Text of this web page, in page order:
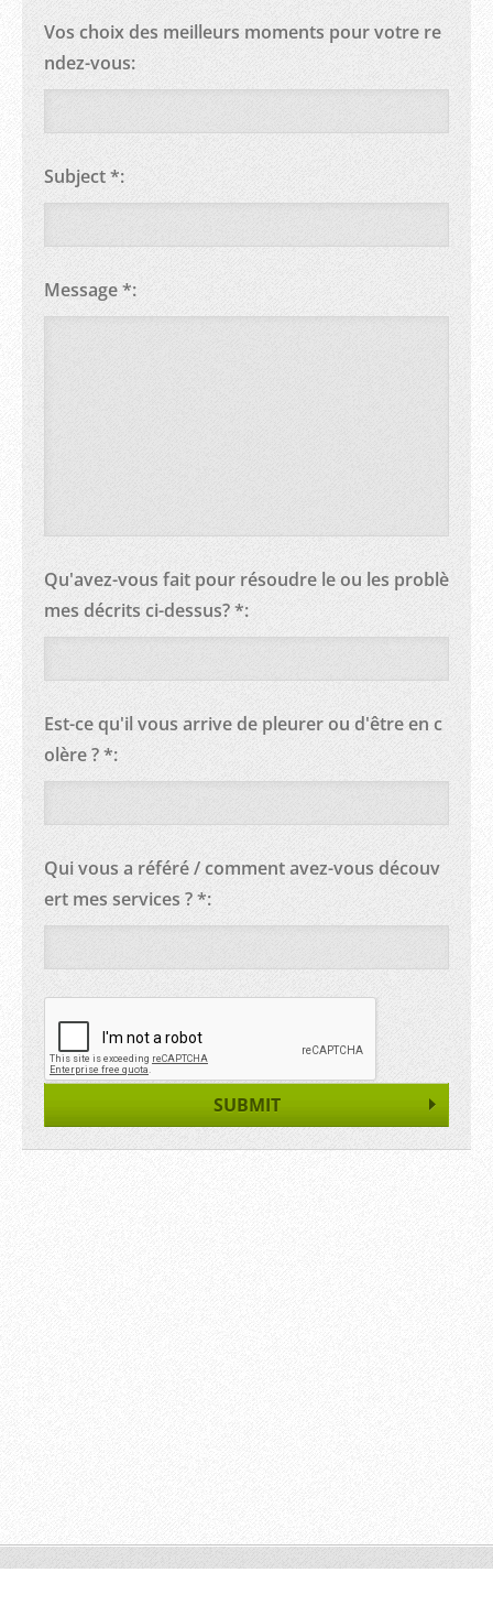
Vos choix des meilleurs moments pour votre re
ndez-vous:
Subject *:
Message *:
Qu'avez-vous fait pour résoudre le ou les problè
mes décrits ci-dessus? *:
Est-ce qu'il vous arrive de pleurer ou d'être en c
olère ? *:
Qui vous a référé / comment avez-vous découv
ert mes services ? *: